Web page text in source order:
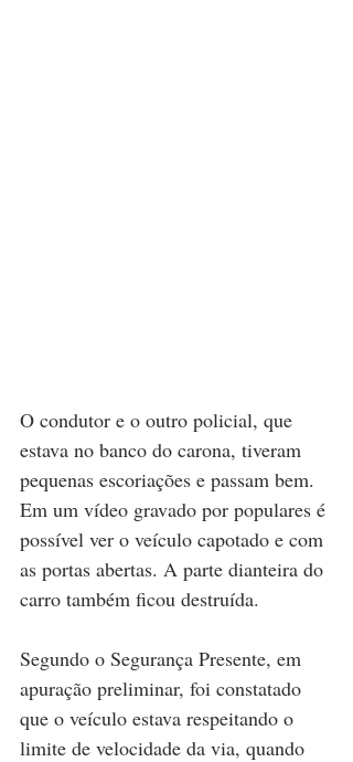
O condutor e o outro policial, que
estava no banco do carona, tiveram
pequenas escoriações e passam bem.
Em um vídeo gravado por populares é
possível ver o veículo capotado e com
as portas abertas. A parte dianteira do
carro também ficou destruída.
Segundo o Segurança Presente, em
apuração preliminar, foi constatado
que o veículo estava respeitando o
limite de velocidade da via, quando